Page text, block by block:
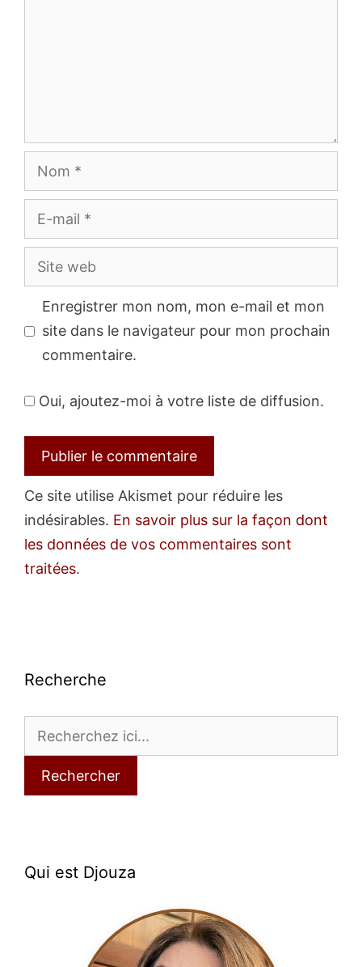
Nom
E-
mail
Site
web
Enregistrer mon nom, mon e-mail et mon
site dans le navigateur pour mon prochain
commentaire.
Oui, ajoutez-moi à votre liste de diffusion.
Ce site utilise Akismet pour réduire les
indésirables. En savoir plus sur la façon dont
les données de vos commentaires sont
traitées.
Recherche
Rechercher
Qui est Djouza